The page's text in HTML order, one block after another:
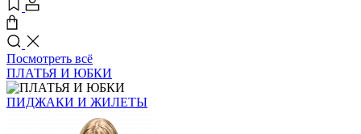
Посмотреть всё
ПЛАТЬЯ И ЮБКИ
ПИДЖАКИ И ЖИЛЕТЫ